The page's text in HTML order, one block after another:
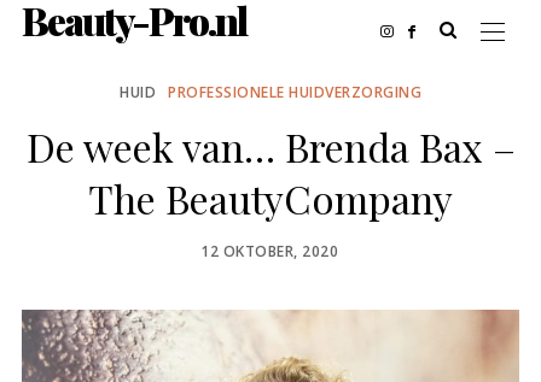
Beauty-Pro.nl
HUID PROFESSIONELE HUIDVERZORGING
De week van… Brenda Bax –
The BeautyCompany
POSTED
12 OKTOBER, 2020